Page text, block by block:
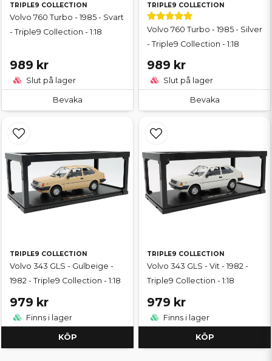
TRIPLE9 COLLECTION
Volvo 760 Turbo - 1985 - Svart
- Triple9 Collection - 1:18
989 kr
Slut på lager
Bevaka
TRIPLE9 COLLECTION
Volvo 760 Turbo - 1985 - Silver
- Triple9 Collection - 1:18
989 kr
Slut på lager
Bevaka
TRIPLE9 COLLECTION
Volvo 343 GLS - Gulbeige -
1982 - Triple9 Collection - 1:18
979 kr
Finns i lager
KÖP
TRIPLE9 COLLECTION
Volvo 343 GLS - Vit - 1982 -
Triple9 Collection - 1:18
979 kr
Finns i lager
KÖP